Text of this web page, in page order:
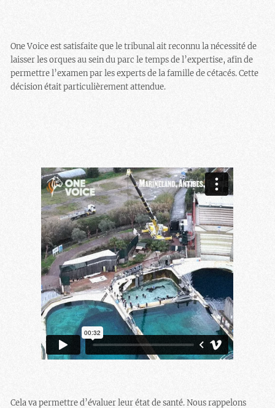
One Voice est satisfaite que le tribunal ait reconnu la nécessité de
laisser les orques au sein du parc le temps de l’expertise, afin de
permettre l’examen par les experts de la famille de cétacés. Cette
décision était particulièrement attendue.
Cela va permettre d’évaluer leur état de santé. Nous rappelons